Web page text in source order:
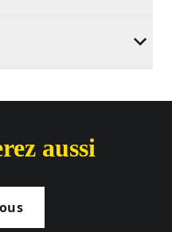
aussi